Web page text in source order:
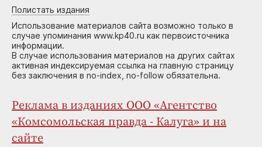
Полистать издания
Использование материалов сайта возможно только в
случае упоминания www.kp40.ru как первоисточника
информации.
В случае использования материалов на других сайтах
активная индексируемая ссылка на главную страницу
без заключения в no-index, no-follow обязательна.
Реклама в изданиях ООО «Агентство
«Комсомольская правда - Калуга» и на
сайте